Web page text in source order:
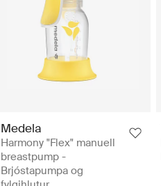
Medela
Harmony "Flex" manuell
breastpump -
Brjóstapumpa og